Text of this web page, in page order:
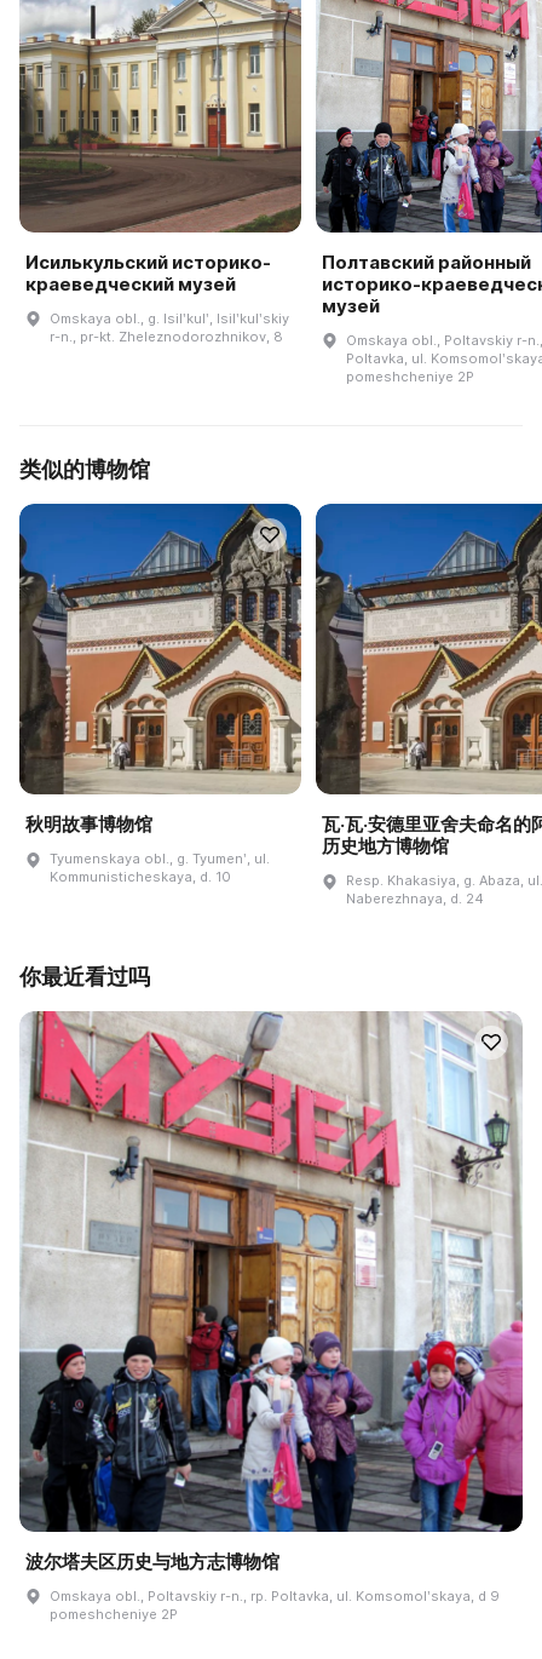
Исилькульский историко-
краеведческий музей
Omskaya obl., g. Isilʹkulʹ, Isilʹkulʹskiy
r-n., pr-kt. Zheleznodorozhnikov, 8
Полтавский районный
историко-
музей
Omskaya obl., Poltavskiy r-
Poltavka, ul.
pomeshcheniye 2P
类似的博物馆
秋明故事博物馆
Tyumenskaya obl., g. Tyumenʹ, ul.
Kommunisticheskaya, d. 10
瓦·瓦·安德里亚舍夫命名的
历史地方博物馆
Resp. Khakasiya, g. Abaza, ul.
Naberezhnaya, d. 24
你最近看过吗
波尔塔夫区历史与地方志博物馆
Omskaya obl., Poltavskiy r-n., rp. Poltavka, ul. Komsomolʹskaya, d 9
pomeshcheniye 2P